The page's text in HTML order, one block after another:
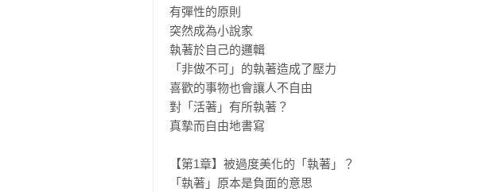
所謂的「不執著」，並不是想怎樣都行、懶洋洋地躺著什麼
進行想像，再以腦中浮現的發想為基礎，縝密且用心地付諸
這會讓人更容易捕捉到靈感的契機，說不定還能發現出乎意
質疑自己過去的經驗、拋開曾經的成功，試著暫時脫離那些
立刻在身邊發現嶄新的事物。
這就像電腦重新啟動一樣，當應用程式跑得越來越慢，重新
【森博嗣的「不執著」人生對策】
有彈性的原則
突然成為小說家
執著於自己的邏輯
「非做不可」的執著造成了壓力
喜歡的事物也會讓人不自由
對「活著」有所執著？
真摯而自由地書寫
【第1章】被過度美化的「執著」？
「執著」原本是負面的意思